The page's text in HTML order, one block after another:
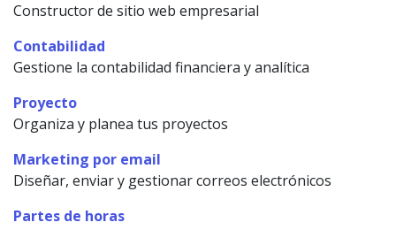
Constructor de sitio web empresarial
Contabilidad
Gestione la contabilidad financiera y analítica
Proyecto
Organiza y planea tus proyectos
Marketing por email
Diseñar, enviar y gestionar correos electrónicos
Partes de horas